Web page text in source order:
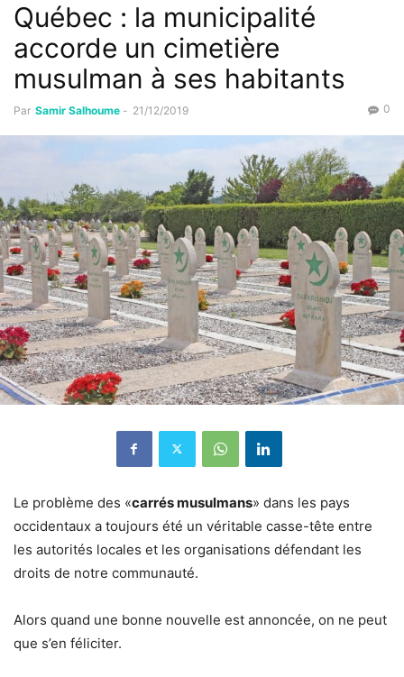
Québec : la municipalité
accorde un cimetière
musulman à ses habitants
Par Samir Salhoume - 21/12/2019 0
Le problème des «carrés musulmans» dans les pays
occidentaux a toujours été un véritable casse-tête entre
les autorités locales et les organisations défendant les
droits de notre communauté.
Alors quand une bonne nouvelle est annoncée, on ne peut
que s’en féliciter.